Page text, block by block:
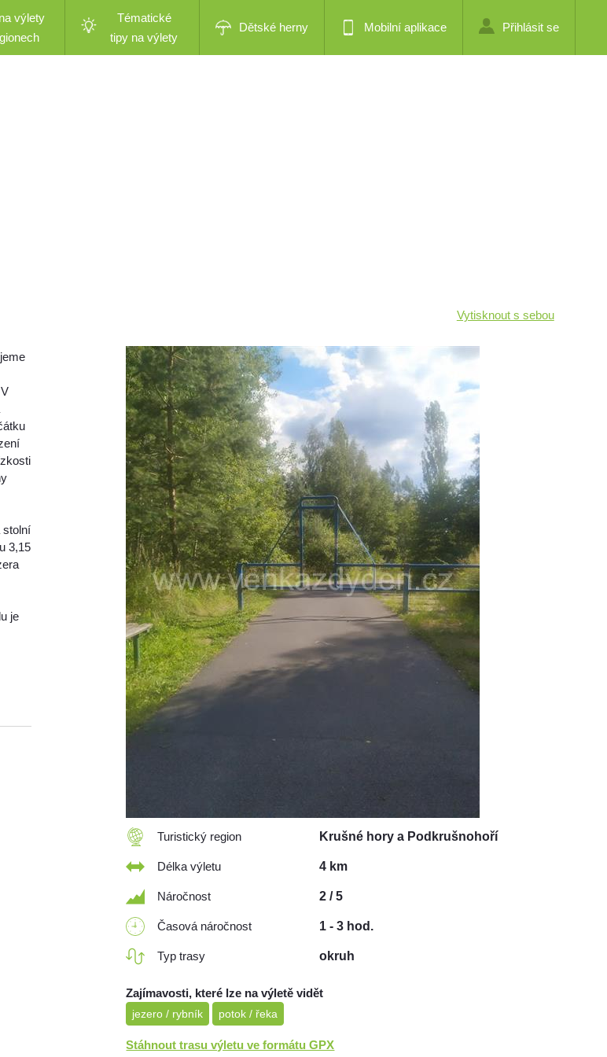
výlety
Tématické
tipy na výlety
Dětské herny Mobilní aplikace Přihlásit se
Vytisknout s sebou
stolní
3,15
je
Turistický region Krušné hory a Podkrušnohoří
Délka výletu 4 km
Náročnost 2 / 5
Časová náročnost 1 - 3 hod.
Typ trasy okruh
Zajímavosti, které lze na výletě vidět
jezero / rybník potok / řeka
Stáhnout trasu výletu ve formátu GPX